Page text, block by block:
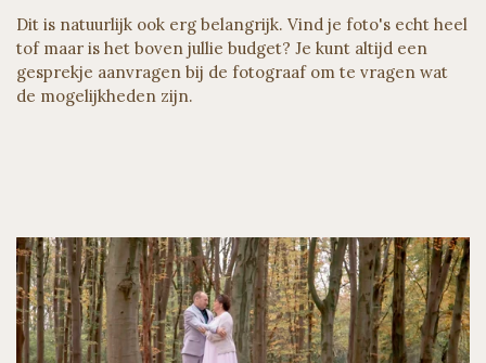
Dit is natuurlijk ook erg belangrijk. Vind je foto's echt heel
tof maar is het boven jullie budget? Je kunt altijd een
gesprekje aanvragen bij de fotograaf om te vragen wat
de mogelijkheden zijn.